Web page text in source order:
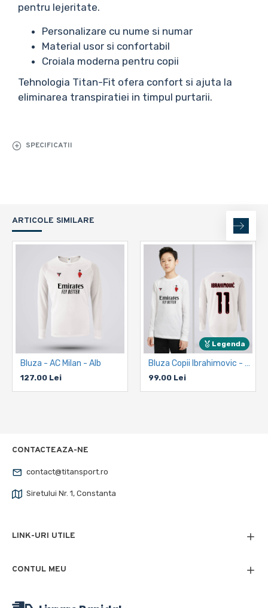
pentru lejeritate.
Personalizare cu nume si numar
Material usor si confortabil
Croiala moderna pentru copii
Tehnologia Titan-Fit ofera confort si ajuta la
eliminarea transpiratiei in timpul purtarii.
SPECIFICATII
ARTICOLE SIMILARE
Bluza - AC Milan - Alb
127.00 Lei
Legenda
Bluza Copii Ibrahimovic - AC Milan - Alb
99.00 Lei
CONTACTEAZA-NE
contact@titansport.ro
Siretului Nr. 1, Constanta
LINK-URI UTILE
CONTUL MEU